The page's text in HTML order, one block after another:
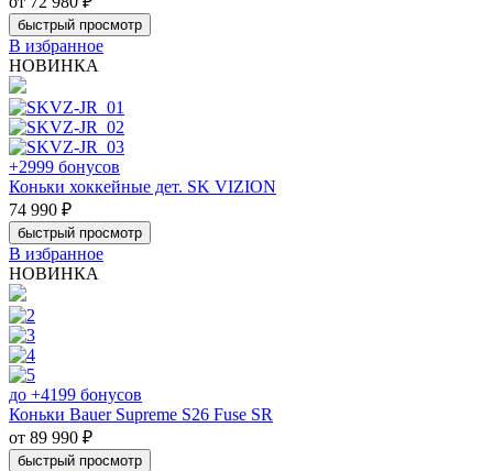
быстрый просмотр
В избранное
НОВИНКА
+2999 бонусов
Коньки хоккейные дет. SK VIZION
74 990 ₽
быстрый просмотр
В избранное
НОВИНКА
до +4199 бонусов
Коньки Bauer Supreme S26 Fuse SR
от 89 990 ₽
быстрый просмотр